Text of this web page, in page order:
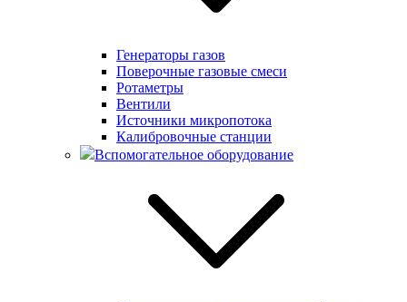
Генераторы газов
Поверочные газовые смеси
Ротаметры
Вентили
Источники микропотока
Калибровочные станции
Вспомогательное оборудование